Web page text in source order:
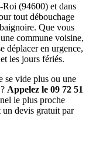
(94600) et dans
tout débouchage
Que vous
commune voisine,
déplacer en urgence,
les jours fériés.
se vide plus ou une
Appelez le 09 72 51
le plus proche
un devis gratuit par